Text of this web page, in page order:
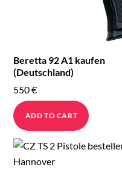
Beretta 92 A1 kaufen
(Deutschland)
550€
ADD TO CART